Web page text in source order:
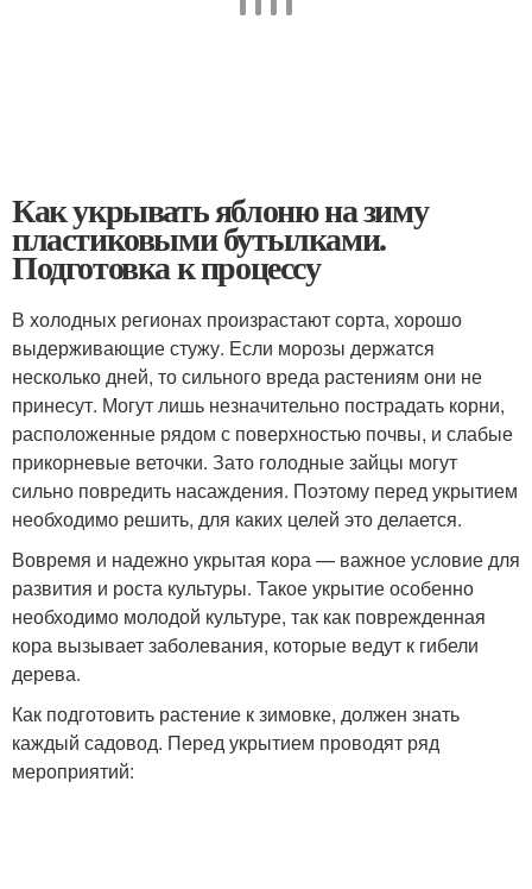
Как укрывать яблоню на зиму
пластиковыми бутылками.
Подготовка к процессу
В холодных регионах произрастают сорта, хорошо
выдерживающие стужу. Если морозы держатся
несколько дней, то сильного вреда растениям они не
принесут. Могут лишь незначительно пострадать корни,
расположенные рядом с поверхностью почвы, и слабые
прикорневые веточки. Зато голодные зайцы могут
сильно повредить насаждения. Поэтому перед укрытием
необходимо решить, для каких целей это делается.
Вовремя и надежно укрытая кора — важное условие для
развития и роста культуры. Такое укрытие особенно
необходимо молодой культуре, так как поврежденная
кора вызывает заболевания, которые ведут к гибели
дерева.
Как подготовить растение к зимовке, должен знать
каждый садовод. Перед укрытием проводят ряд
мероприятий: